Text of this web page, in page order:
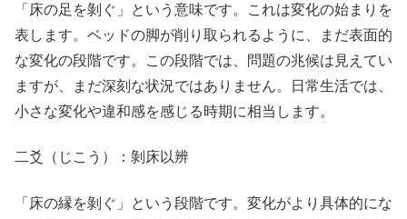
「床の足を剝ぐ」という意味です。これは変化の始まりを
表します。ベッドの脚が削り取られるように、まだ表面的
な変化の段階です。この段階では、問題の兆候は見えてい
ますが、まだ深刻な状況ではありません。日常生活では、
小さな変化や違和感を感じる時期に相当します。
二爻（じこう）：剝床以辨
「床の縁を剝ぐ」という段階です。変化がより具体的にな